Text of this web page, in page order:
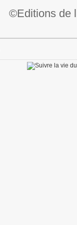
©Editions de